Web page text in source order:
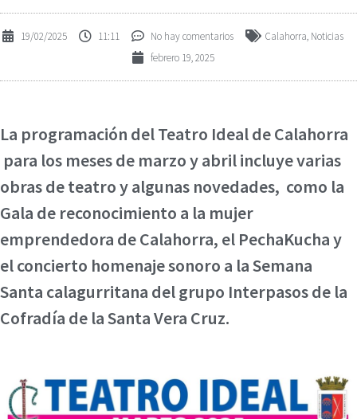
19/02/2025 11:11 No hay comentarios Calahorra, Noticias
febrero 19, 2025
La programación del Teatro Ideal de Calahorra
para los meses de marzo y abril incluye varias
obras de teatro y algunas novedades, como la
Gala de reconocimiento a la mujer
emprendedora de Calahorra, el PechaKucha y
el concierto homenaje sonoro a la Semana
Santa calagurritana del grupo Interpasos de la
Cofradía de la Santa Vera Cruz.